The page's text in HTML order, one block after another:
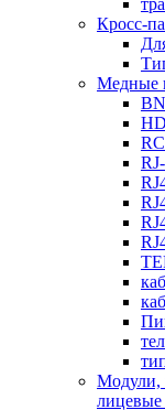
Кросс-
Медные
Модули,
лицевые